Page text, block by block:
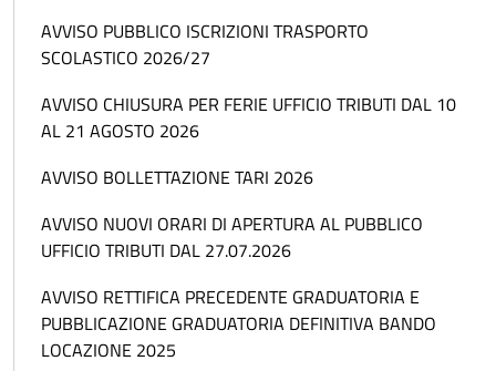
AVVISO PUBBLICO ISCRIZIONI TRASPORTO
SCOLASTICO 2026/27
AVVISO CHIUSURA PER FERIE UFFICIO TRIBUTI DAL 10
AL 21 AGOSTO 2026
AVVISO BOLLETTAZIONE TARI 2026
AVVISO NUOVI ORARI DI APERTURA AL PUBBLICO
UFFICIO TRIBUTI DAL 27.07.2026
AVVISO RETTIFICA PRECEDENTE GRADUATORIA E
PUBBLICAZIONE GRADUATORIA DEFINITIVA BANDO
LOCAZIONE 2025